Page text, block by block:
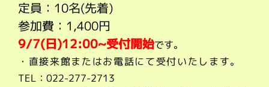
定員：10名(先着)
参加費：1,400円
9/7(日)12:00~受付開始です。
・直接来館またはお電話にて受付いたします。
TEL：022-277-2713